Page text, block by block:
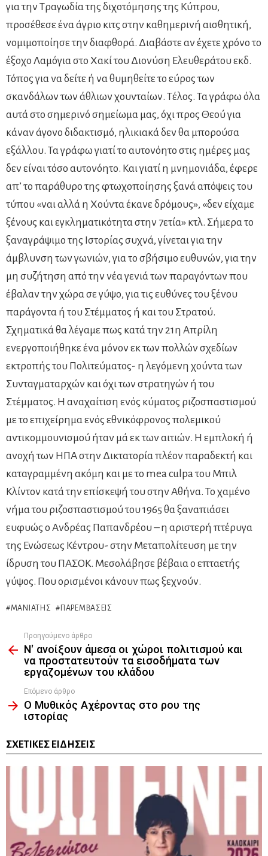
για την Τραγωδία της διχοτόμησης της Κύπρου,
προσέθεσε ένα άγριο κιτς στην καθημερινή αισθητική,
νομιμοποίησε την διαφθορά. Διαβάστε αν έχετε χρόνο το
έξοχο Λαμόγια στο Χακί του Διονύση Ελευθεράτου εκδ.
Τόπος για να δείτε ή να θυμηθείτε το εύρος των
σκανδάλων των άθλιων χουνταίων. Τέλος. Τα γράφω όλα
αυτά στο σημερινό σημείωμα μας, όχι προς Θεού για
κάναν άγονο διδακτισμό, ηλικιακά δεν θα μπορούσα
εξάλλου. Τα γράφω γιατί το αυτονόητο στις ημέρες μας
δεν είναι τόσο αυτονόητο. Και γιατί η μνημονιάδα, έφερε
απ’ το παράθυρο της φτωχοποίησης ξανά απόψεις του
τύπου «ναι αλλά η Χούντα έκανε δρόμους», «δεν είχαμε
ξένους και εγκληματικότητα στην 7ετία» κτλ. Σήμερα το
ξαναγράψιμο της Ιστορίας συχνά, γίνεται για την
άμβλυνση των γωνιών, για το σβήσιμο ευθυνών, για την
μη συζήτηση από την νέα γενιά των παραγόντων που
έβαλαν την χώρα σε γύψο, για τις ευθύνες του ξένου
παράγοντα ή του Στέμματος ή και του Στρατού.
Σχηματικά θα λέγαμε πως κατά την 21η Απρίλη
ενεργοποιήθηκε ένα μόνον εκ των πολλών σχεδίων
εκτροπής του Πολιτεύματος- η λεγόμενη χούντα των
Συνταγματαρχών και όχι των στρατηγών ή του
Στέμματος. Η αναχαίτιση ενός κύματος ριζοσπαστισμού
με το επιχείρημα ενός εθνικόφρονος πολεμικού
αντικομμουνισμού ήταν μά εκ των αιτιών. Η εμπλοκή ή
ανοχή των ΗΠΑ στην Δικτατορία πλέον παραδεκτή και
καταγραμμένη ακόμη και με το mea culpa του Μπιλ
Κλίντον κατά την επίσκεψή του στην Αθήνα. Το χαμένο
νήμα του ριζοσπαστισμού του 1965 θα ξαναπιάσει
ευφυώς ο Ανδρέας Παπανδρέου – η αριστερή πτέρυγα
της Ενώσεως Κέντρου- στην Μεταπολίτευση με την
ίδρυση του ΠΑΣΟΚ. Μεσολάβησε βέβαια ο επταετής
γύψος. Που ορισμένοι κάνουν πως ξεχνούν.
ΜΑΝΙΆΤΗΣ ΠΑΡΕΜΒΆΣΕΙΣ
more
Προηγούμενο άρθρο
Ν’ ανοίξουν άμεσα οι χώροι πολιτισμού και
να προστατευτούν τα εισοδήματα των
εργαζομένων του κλάδου
Επόμενο άρθρο
Ο Μυθικός Αχέροντας στο ρου της
ιστορίας
ΣΧΕΤΙΚΈΣ ΕΙΔΉΣΕΙΣ